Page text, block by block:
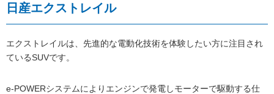
日産エクストレイル
エクストレイルは、先進的な電動化技術を体験したい方に注目され
ているSUVです。
e-POWERシステムによりエンジンで発電しモーターで駆動する仕